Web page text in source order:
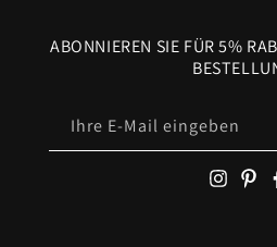
ABONNIEREN SIE FÜR 5%
Ihre E-Mail eingeben